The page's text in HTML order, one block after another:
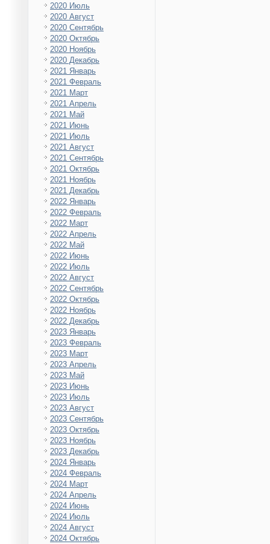
2020 Июль
2020 Август
2020 Сентябрь
2020 Октябрь
2020 Ноябрь
2020 Декабрь
2021 Январь
2021 Февраль
2021 Март
2021 Апрель
2021 Май
2021 Июнь
2021 Июль
2021 Август
2021 Сентябрь
2021 Октябрь
2021 Ноябрь
2021 Декабрь
2022 Январь
2022 Февраль
2022 Март
2022 Апрель
2022 Май
2022 Июнь
2022 Июль
2022 Август
2022 Сентябрь
2022 Октябрь
2022 Ноябрь
2022 Декабрь
2023 Январь
2023 Февраль
2023 Март
2023 Апрель
2023 Май
2023 Июнь
2023 Июль
2023 Август
2023 Сентябрь
2023 Октябрь
2023 Ноябрь
2023 Декабрь
2024 Январь
2024 Февраль
2024 Март
2024 Апрель
2024 Июнь
2024 Июль
2024 Август
2024 Октябрь